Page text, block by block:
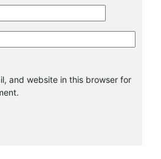
and website in this browser for